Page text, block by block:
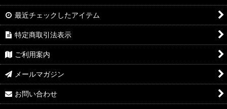
最近チェックしたアイテム
特定商取引法表示
ご利用案内
メールマガジン
お問い合わせ